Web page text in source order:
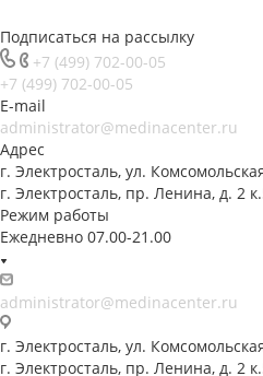
Подписаться на рассылку
+7 (499) 702-00-05
+7 (499) 702-00-05
E-mail
administrator@medinacenter.ru
Адрес
г. Электросталь, ул.
г. Электросталь, пр. Ленина, д. 2
Режим работы
Ежедневно 07.00-21.00
administrator@medinacenter.ru
г. Электросталь, ул.
г. Электросталь, пр. Ленина, д. 2